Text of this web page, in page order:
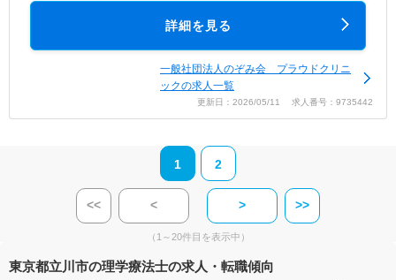
詳細を見る
一般社団法人のぞみ会 プラウドクリニ
ックの求人一覧
更新日：2026/05/11 求人番号：9735442
1 2
<< < > >>
（1～20件目を表示中）
東京都立川市の理学療法士の求人・転職傾向